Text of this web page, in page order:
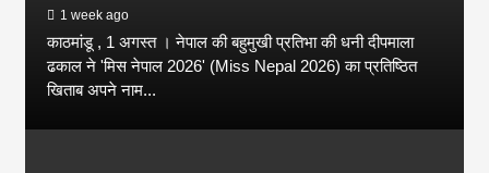
1 week ago
काठमांडू , 1 अगस्त । नेपाल की बहुमुखी प्रतिभा की धनी दीपमाला
ढकाल ने 'मिस नेपाल 2026' (Miss Nepal 2026) का प्रतिष्ठित
खिताब अपने नाम...